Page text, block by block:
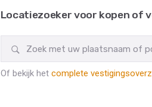
Locatiezoeker voor kopen of
Of bekijk het complete